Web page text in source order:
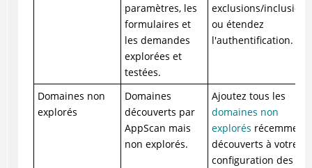
paramètres, les
formulaires et
les demandes
explorées et
testées.
exclusions/inclusions
ou étendez
l'authentification.
Domaines non
explorés
Domaines
découverts par
AppScan mais
non explorés.
Ajoutez tous les
domaines non
explorés récemment
découverts à votre
configuration des